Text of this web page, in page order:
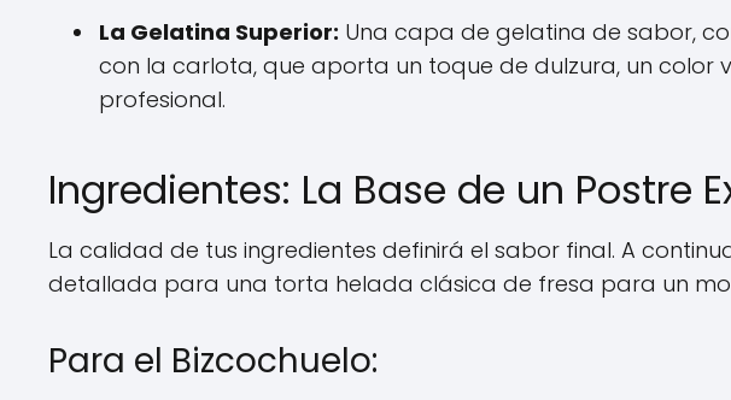
La Gelatina Superior: Una capa de gelatina de sabor,
con la carlota, que aporta un toque de dulzura, un color
profesional.
Ingredientes: La Base de un Postre
La calidad de tus ingredientes definirá el sabor final. A
detallada para una torta helada clásica de fresa para un
Para el Bizcochuelo: